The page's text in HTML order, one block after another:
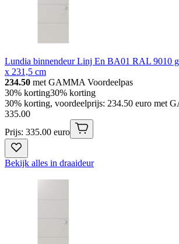
Lundia binnendeur Linj En BA01 RAL 9010
x 231,5 cm
234.50 met GAMMA Voordeelpas
30% korting30% korting
30% korting, voordeelprijs: 234.50 euro met
335.00
Prijs: 335.00 euro
Bekijk alles in draaideur